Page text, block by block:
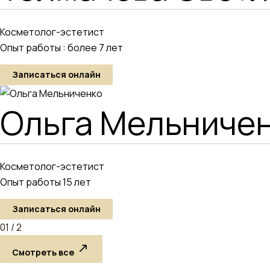
Косметолог-эстетист
Опыт работы : более 7 лет
Записаться онлайн
Ольга
Косметолог-эстетист
Опыт работы 15 лет
Записаться онлайн
01 /2
Смотреть все